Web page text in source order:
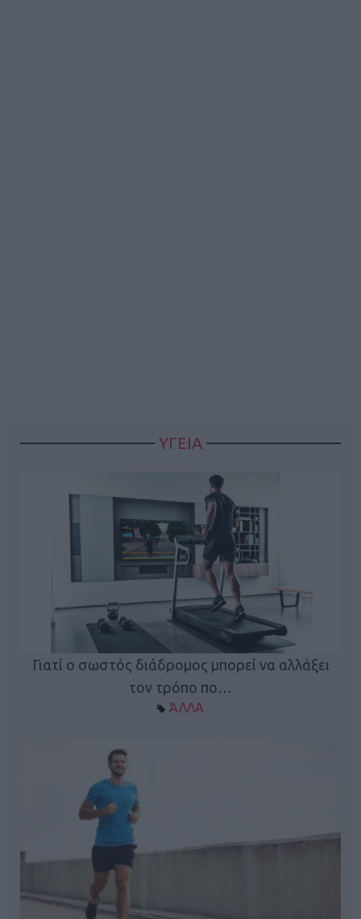
ΥΓΕΙΑ
Γιατί ο σωστός διάδρομος μπορεί να αλλάξει
τον τρόπο πο…
ΆΛΛΑ